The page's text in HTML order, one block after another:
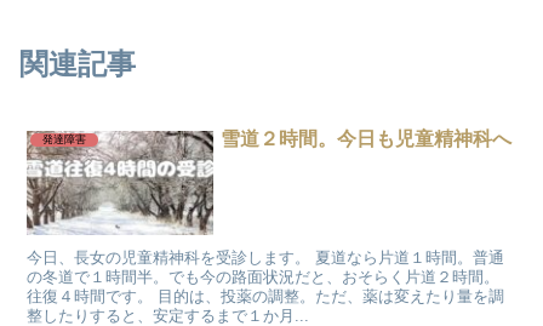
関連記事
発達障害 雪道２時間。今日も児童精神科へ
今日、長女の児童精神科を受診します。 夏道なら片道１時間。普通
の冬道で１時間半。でも今の路面状況だと、おそらく片道２時間。
往復４時間です。 目的は、投薬の調整。ただ、薬は変えたり量を調
整したりすると、安定するまで１か月...